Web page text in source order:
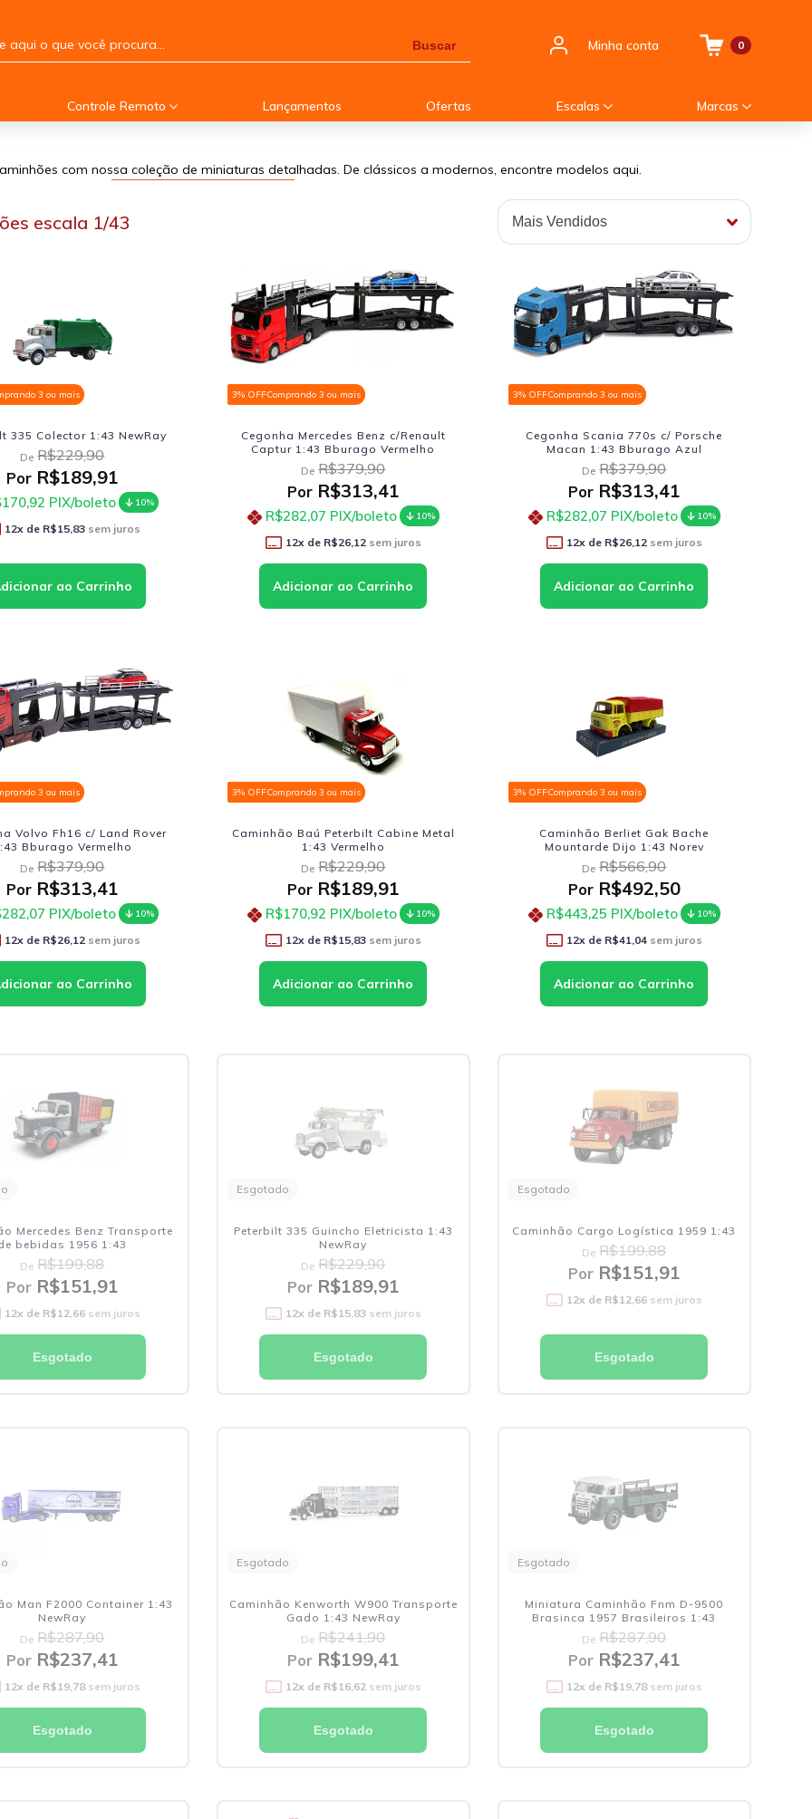
Buscar Minha conta 0
Controle Remoto Lançamentos Ofertas Escalas Marcas
com nossa coleção de miniaturas detalhadas. De clássicos a modernos, encontre modelos aqui.
escala 1/43
3 ou mais
335 Colector 1:43 NewRay
De R$229,90
PorR$189,91
PIX/boleto 10%
12x de R$15,83sem juros
3% OFFComprando 3 ou mais
Cegonha Mercedes Benz c/Renault
Captur 1:43 Bburago Vermelho
De R$379,90
PorR$313,41
R$282,07 PIX/boleto 10%
12x de R$26,12sem juros
3% OFFComprando 3 ou mais
Cegonha Scania 770s c/ Porsche
Macan 1:43 Bburago Azul
De R$379,90
PorR$313,41
R$282,07 PIX/boleto 10%
12x de R$26,12sem juros
3 ou mais
Volvo Fh16 c/ Land Rover
Bburago Vermelho
De R$379,90
PorR$313,41
PIX/boleto 10%
12x de R$26,12sem juros
3% OFFComprando 3 ou mais
Caminhão Baú Peterbilt Cabine Metal
1:43 Vermelho
De R$229,90
PorR$189,91
R$170,92 PIX/boleto 10%
12x de R$15,83sem juros
3% OFFComprando 3 ou mais
Caminhão Berliet Gak Bache
Mountarde Dijo 1:43 Norev
De R$566,90
PorR$492,50
R$443,25 PIX/boleto 10%
12x de R$41,04sem juros
Mercedes Benz Transporte
bebidas 1956 1:43
De R$199,88
PorR$151,91
12x de R$12,66sem juros
Esgotado
Esgotado
Peterbilt 335 Guincho Eletricista 1:43
NewRay
De R$229,90
PorR$189,91
12x de R$15,83sem juros
Esgotado
Esgotado
Caminhão Cargo Logística 1959 1:43
De R$199,88
PorR$151,91
12x de R$12,66sem juros
Esgotado
Man F2000 Container 1:43
NewRay
De R$287,90
PorR$237,41
12x de R$19,78sem juros
Esgotado
Esgotado
Caminhão Kenworth W900 Transporte
Gado 1:43 NewRay
De R$241,90
PorR$199,41
12x de R$16,62sem juros
Esgotado
Esgotado
Miniatura Caminhão Fnm D-9500
Brasinca 1957 Brasileiros 1:43
De R$287,90
PorR$237,41
12x de R$19,78sem juros
Esgotado